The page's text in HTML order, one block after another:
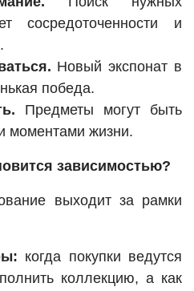
сосредоточенности и
Новый экспонат в
победа.
Предметы могут быть
моментами жизни.
зависимостью?
выходит за рамки
когда покупки ведутся
коллекцию, а как